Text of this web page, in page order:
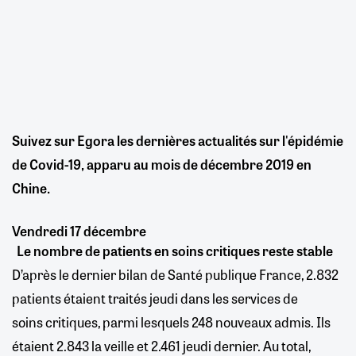
Suivez sur Egora les dernières actualités sur l'épidémie
de Covid-19, apparu au mois de décembre 2019 en
Chine.
Vendredi 17 décembre
Le nombre de patients en soins critiques reste stable
D’après le dernier bilan de Santé publique France, 2.832
patients étaient traités jeudi dans les services de
soins critiques, parmi lesquels 248 nouveaux admis. Ils
étaient 2.843 la veille et 2.461 jeudi dernier. Au total,